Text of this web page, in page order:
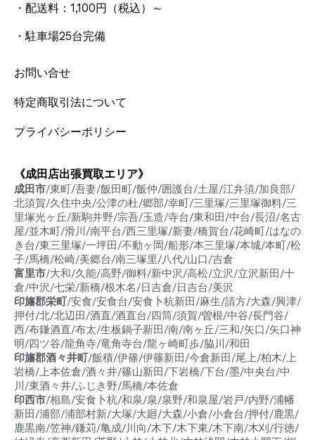
・配送料：1,100円 （税込） ～
・駐車場25台完備
お問い合せ
特定商取引法について
プライバシーポリシー
《成田店出張買取エリア》
成田市/東町/吾妻/飯田町/飯仲/囲護台/土屋/江弁須/加良部/
北須賀/久住中央/公津の杜/郷部/幸町/三里塚/三里塚御料/三
里塚光ヶ丘/新駒井野/宗吾/玉造/寺台/東和田/中台/長沼/名古
屋/並木町/滑川/南平台/西三里塚/新妻/橋賀台/花崎町/はなの
き台/東三里塚/一坪田/不動ヶ岡/船形/本三里塚/本城/本町/松
子/馬橋/松崎/美郷台/南三塚里/八代/山口/吉倉
富里市/大和/久能/高野/御料/新中沢/高松/立沢/立沢新田/十
倉/中沢/七栄/新橋/根木名/日吉倉/日吉台/美沢
印旛郡栄町/安食/安食台/安食卜杭新田/麻生/請方/大森/興津/
押付/北/北辺田/酒直/酒直台/四筒/須賀/曽根/中谷/長門谷/
西/布鎌酒直/布太/生板鍋子新田/南/南ヶ丘/三和/矢口/矢口神
明/四ツ谷/龍角寺/竜角寺台/龍ヶ崎町歩/脇川/和田
印旛郡酒々井町/飯積/伊篠/伊篠新田/今倉新田/尾上/柏木/上
岩橋/上本佐倉/酒々井/篠山新田/下岩橋/下台/墨/中央台/中
川/東酒々井/ふじき野/馬橋/本佐倉
印西市/相島/安食卜杭/和泉/泉/泉野/和泉屋/岩戸/内野/浦幡
新田/浦部/浦部村新/大塚/大廻/大森/小倉/小倉台/押付/鹿黒/
鹿黒南/笠神/鎌苅/亀成/川向/木下/木下東/木下南/木刈/行徳/